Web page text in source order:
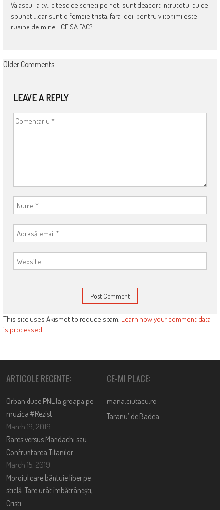
Va ascul la tv., citesc ce scrieti pe net. sunt deacort intrutotul cu ce
spuneti…dar sunt o femeie trista, fara ideii pentru viitor,imi este
rusine de mine….CE SA FAC?
COMMENT
Older Comments
LEAVE A REPLY
This site uses Akismet to reduce spam. Learn how your comment data
is processed.
ARTICOLE RECENTE:
Orban duce PNL la groapa pe
muzica #Rezist
March 19, 2019
Rares versus Mandachi sau
Confruntarea Titanilor
March 15, 2019
Moroiul care bântuie liber pe
sticlă. Tare urât îmbătrânești,
Cristi….
CE-MI PLACE:
mana.ciutacu.ro
Taranu’ de Badea